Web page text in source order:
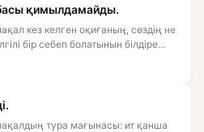
қимылдамайды.
кез келген оқиғаның, сөздің не
бір себеп болатынын білдіре...
тура мағынасы: ит қанша